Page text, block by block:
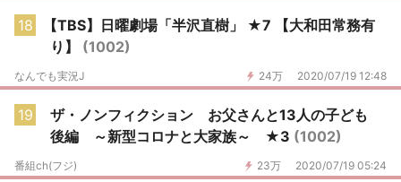
18
【TBS】日曜劇場「半沢直樹」 ★7 【大和田常務有
り】 (1002)
24万 2020/07/19 12:48
なんでも実況J
19
ザ・ノンフィクション お父さんと13人の子ども
後編 ～新型コロナと大家族～ ★3 (1002)
23万 2020/07/19 05:24
番組ch(フジ)